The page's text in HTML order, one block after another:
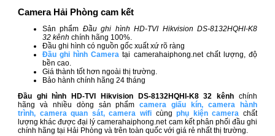
Camera Hải Phòng cam kết
Sản phẩm Đầu ghi hình HD-TVI Hikvision DS-8132HQHI-K8
32 kênh chính hãng 100%.
Đầu ghi hình có nguồn gốc xuất xứ rõ ràng
Đầu ghi hình Camera tại camerahaiphong.net chất lượng, độ
bền cao.
Giá thành tốt hơn ngoài thị trường.
Bảo hành chính hãng 24 tháng
Đầu ghi hình HD-TVI Hikvision DS-8132HQHI-K8 32
kênh chính
hãng và nhiều dòng sản phẩmcamera giấu kín,camera hành
trình, camera quan sát,camera wifi cùngphụ kiện camera chất
lượng khác được đại lý camerahaiphong.net cam kết phân phối đầu ghi
chính hãng tại Hải Phòng và trên toàn quốc với giá rẻ nhất thị trường.